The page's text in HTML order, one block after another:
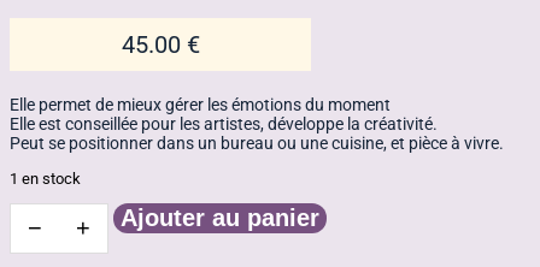
45.00 €
Elle permet de mieux gérer les émotions du moment
Elle est conseillée pour les artistes, développe la créativité.
Peut se positionner dans un bureau ou une cuisine, et pièce à vivre.
1 en stock
−
quantité
de
+ Ajouter au panier